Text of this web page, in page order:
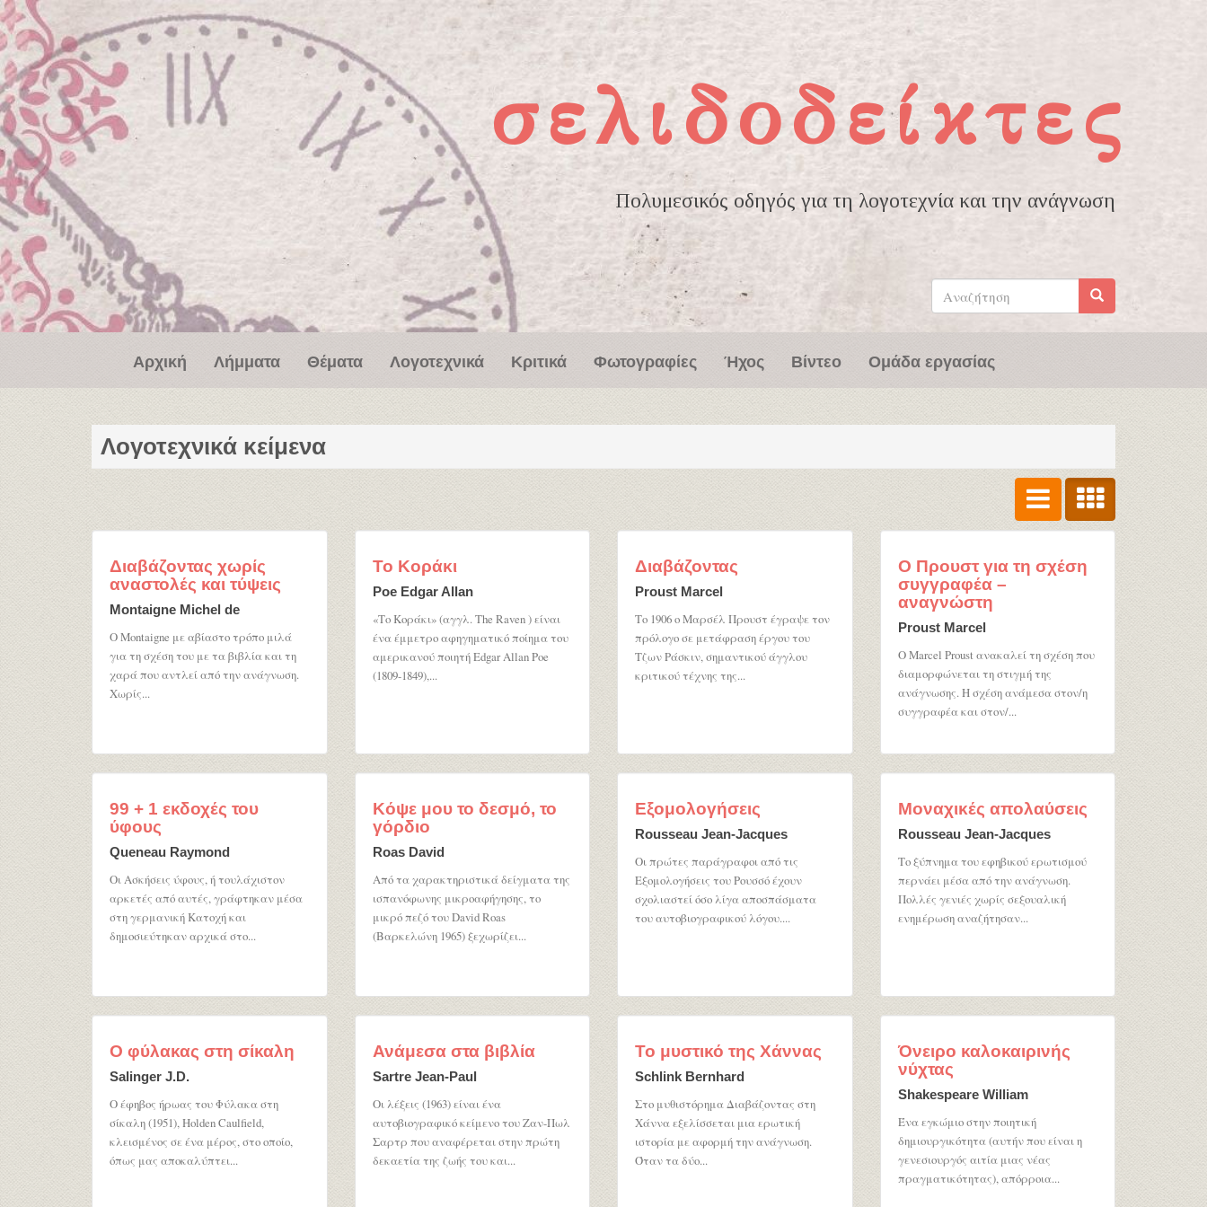
Παράκαμψη προς το κυρίως περιεχόμενο
σελιδοδείκτες
Πολυμεσικός οδηγός για τη λογοτεχνία και την ανάγνωση
Φόρμα
αναζήτησης
Αναζήτηση
Αρχική Λήμματα Θέματα Λογοτεχνικά Κριτικά Φωτογραφίες Ήχος Βίντεο Ομάδα εργασίας
Λογοτεχνικά κείμενα
Διαβάζοντας χωρίς
αναστολές και τύψεις
Montaigne Michel de
Ο Montaigne με αβίαστο τρόπο μιλά
για τη σχέση του με τα βιβλία και τη
χαρά που αντλεί από την ανάγνωση.
Χωρίς...
Το Κοράκι
Poe Edgar Allan
«Το Κοράκι» (αγγλ. The Raven ) είναι
ένα έμμετρο αφηγηματικό ποίημα του
αμερικανού ποιητή Edgar Allan Poe
(1809-1849),...
Διαβάζοντας
Proust Marcel
Το 1906 ο Μαρσέλ Προυστ έγραψε τον
πρόλογο σε μετάφραση έργου του
Τζων Ράσκιν, σημαντικού άγγλου
κριτικού τέχνης της...
Ο Προυστ για τη σχέση
συγγραφέα –
αναγνώστη
Proust Marcel
Ο Marcel Proust ανακαλεί τη σχέση που
διαμορφώνεται τη στιγμή της
ανάγνωσης. Η σχέση ανάμεσα στον/η
συγγραφέα και στον/...
99 + 1 εκδοχές του
ύφους
Queneau Raymond
Οι Ασκήσεις ύφους, ή τουλάχιστον
αρκετές από αυτές, γράφτηκαν μέσα
στη γερμανική Κατοχή και
δημοσιεύτηκαν αρχικά στο...
Κόψε μου το δεσμό, το
γόρδιο
Roas David
Από τα χαρακτηριστικά δείγματα της
ισπανόφωνης μικροαφήγησης, το
μικρό πεζό του David Roas
(Βαρκελώνη 1965) ξεχωρίζει...
Εξομολογήσεις
Rousseau Jean-Jacques
Οι πρώτες παράγραφοι από τις
Εξομολογήσεις του Ρουσσό έχουν
σχολιαστεί όσο λίγα αποσπάσματα
του αυτοβιογραφικού λόγου....
Μοναχικές απολαύσεις
Rousseau Jean-Jacques
Το ξύπνημα του εφηβικού ερωτισμού
περνάει μέσα από την ανάγνωση.
Πολλές γενιές χωρίς σεξουαλική
ενημέρωση αναζήτησαν...
Ο φύλακας στη σίκαλη
Salinger J.D.
Ο έφηβος ήρωας του Φύλακα στη
σίκαλη (1951), Holden Caulfield,
κλεισμένος σε ένα μέρος, στο οποίο,
όπως μας αποκαλύπτει...
Ανάμεσα στα βιβλία
Sartre Jean-Paul
Οι λέξεις (1963) είναι ένα
αυτοβιογραφικό κείμενο του Ζαν-Πωλ
Σαρτρ που αναφέρεται στην πρώτη
δεκαετία της ζωής του και...
Το μυστικό της Χάννας
Schlink Bernhard
Στο μυθιστόρημα Διαβάζοντας στη
Χάννα εξελίσσεται μια ερωτική
ιστορία με αφορμή την ανάγνωση.
Όταν τα δύο...
Όνειρο καλοκαιρινής
νύχτας
Shakespeare William
Ένα εγκώμιο στην ποιητική
δημιουργικότητα (αυτήν που είναι η
γενεσιουργός αιτία μιας νέας
πραγματικότητας), απόρροια...